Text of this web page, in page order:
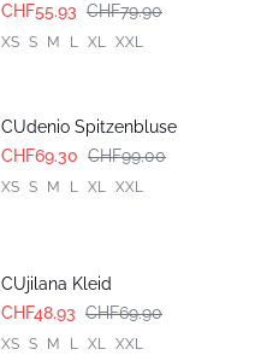
CHF55.93 CHF79.90
XS S M L XL XXL
CUdenio Spitzenbluse
CHF69.30 CHF99.00
XS S M L XL XXL
CUjilana Kleid
CHF48.93 CHF69.90
XS S M L XL XXL